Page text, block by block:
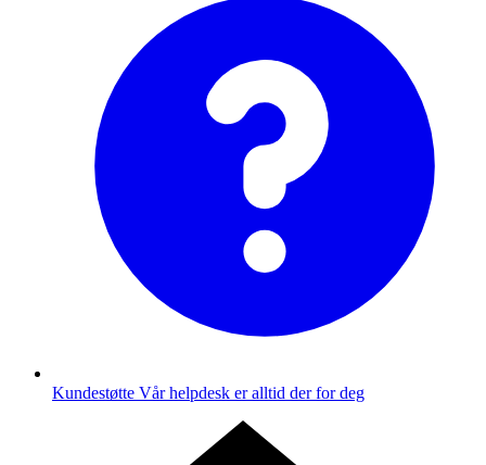
Kundestøtte Vår helpdesk er alltid der for deg